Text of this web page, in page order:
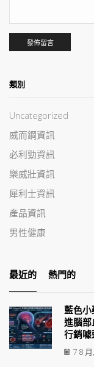
類別
Uncategorized
威而鋼資訊
必利勁資訊
樂威壯資訊
犀利士資訊
產品資訊
男性健康
最近的 熱門的
藍色
進腦
行銷噱
7 8